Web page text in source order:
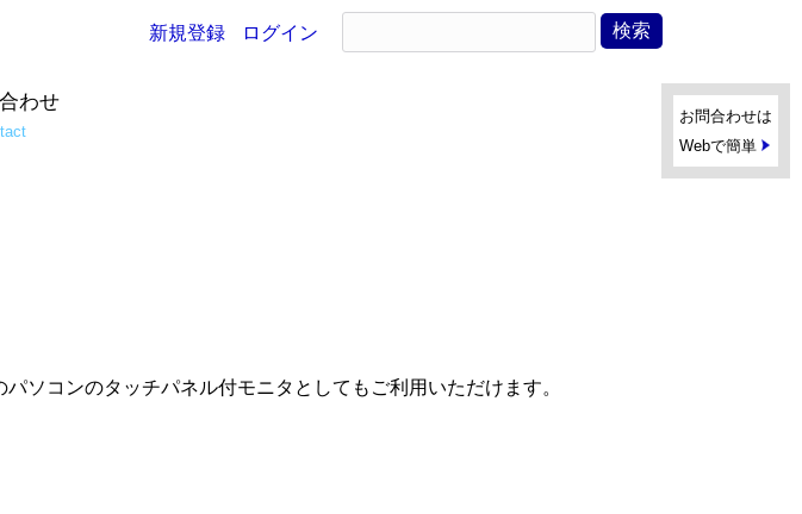
新規登録 ログイン
わせ
お問合わせは
Webで簡単
ソコンのタッチパネル付モニタとしてもご利用いただけます。